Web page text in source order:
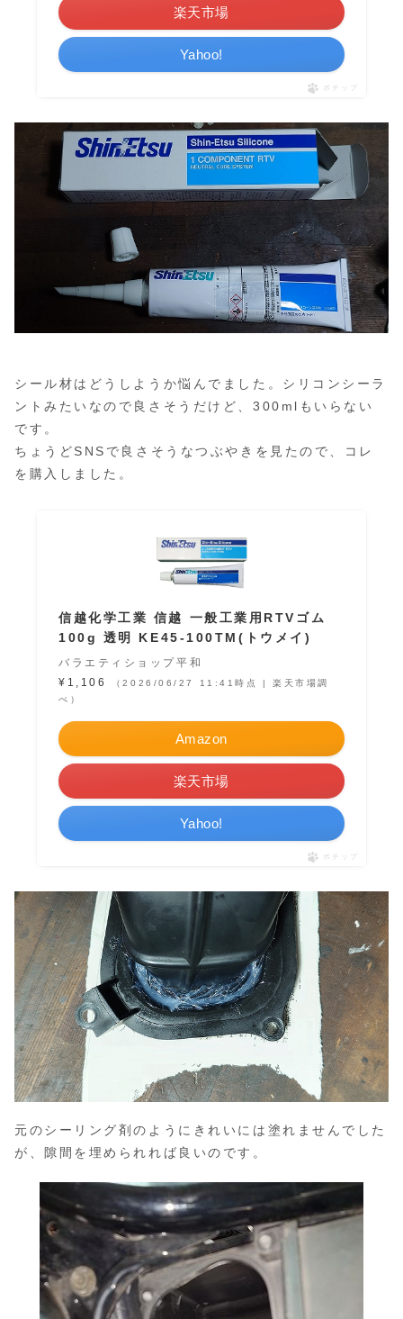
楽天市場
Yahoo!
ポチップ
シール材はどうしようか悩んでました。シリコンシーラ
ントみたいなので良さそうだけど、300mlもいらない
です。
ちょうどSNSで良さそうなつぶやきを見たので、コレ
を購入しました。
信越化学工業 信越 一般工業用RTVゴム
100g 透明 KE45-100TM(トウメイ)
バラエティショップ平和
¥1,106
（2026/06/27 11:41時点 | 楽天市場調
べ）
Amazon
楽天市場
Yahoo!
ポチップ
元のシーリング剤のようにきれいには塗れませんでした
が、隙間を埋められれば良いのです。